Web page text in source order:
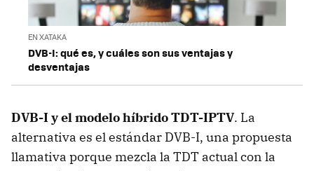
EN XATAKA
DVB-I: qué es, y cuáles son sus ventajas y
desventajas
DVB-I y el modelo híbrido TDT-IPTV. La
alternativa es el estándar DVB-I, una propuesta
llamativa porque mezcla la TDT actual con la